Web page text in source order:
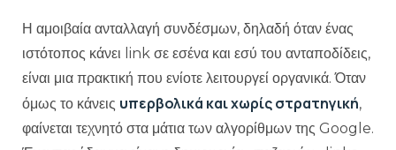
Η αμοιβαία ανταλλαγή συνδέσμων, δηλαδή όταν ένας
ιστότοπος κάνει link σε εσένα και εσύ του ανταποδίδεις,
είναι μια πρακτική που ενίοτε λειτουργεί οργανικά. Όταν
όμως το κάνεις υπερβολικά και χωρίς στρατηγική,
φαίνεται τεχνητό στα μάτια των αλγορίθμων της Google.